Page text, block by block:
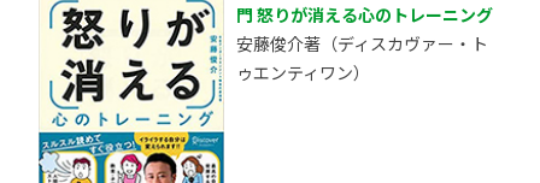
門 怒りが消える心のトレーニング
安藤俊介著（ディスカヴァー・ト
ゥエンティワン）